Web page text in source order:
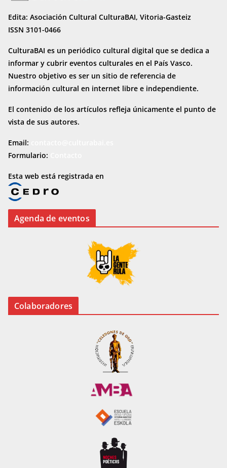
Edita: Asociación Cultural CulturaBAI, Vitoria-Gasteiz
ISSN 3101-0466
CulturaBAI es un periódico cultural digital que se dedica a
informar y cubrir eventos culturales en el País Vasco.
Nuestro objetivo es ser un sitio de referencia de
información cultural en internet libre e independiente.
El contenido de los artículos refleja únicamente el punto de
vista de sus autores.
Email:
Formulario:
Esta web está registrada en
Agenda de eventos
Colaboradores